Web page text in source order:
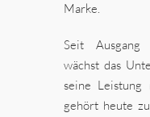
Marke.
Seit Ausgang
wächst das
seine Leistung
gehört heute